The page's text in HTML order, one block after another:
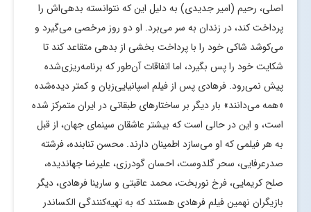
اصلی، رحیم (امیر جدیدی) به دلیل این که نتوانسته بدهی‌اش را
پرداخت کند، در زندان به سر می‌برد. او دو روز مرخصی می‌گیرد و
می‌کوشد شاکی خود را با پرداخت بخشی از بدهی متقاعد کند تا
شکایت خود را پس بگیرد، اما اتفاقات آن‌طور که برنامه‌ریزی‌شده
پیش نمی‌رود. فرهادی پس از فیلم اسپانیایی‌زبان و کمتر دیده‌شده
«همه می‌دانند» بار دیگر بر ساختارهای طبقاتی در ایران متمرکز شده
است، و این در حالی است که بیشتر عاشقان سینمای جهان، از قبل
به هر فیلمی که او می‌سازد اطمینان دارند. محسن تنابنده، فرشته
صدرعرفایی، سحر گلدوست، احسان گودرزی، علیرضا جهاندیده،
صلح کریمایی، فرخ نوربخت، محمد عاقبتی و سارینا فرهادی، دیگر
بازیگران نهمین فیلم فرهادی هستند که به تهیه‌کنندگی الکساندر